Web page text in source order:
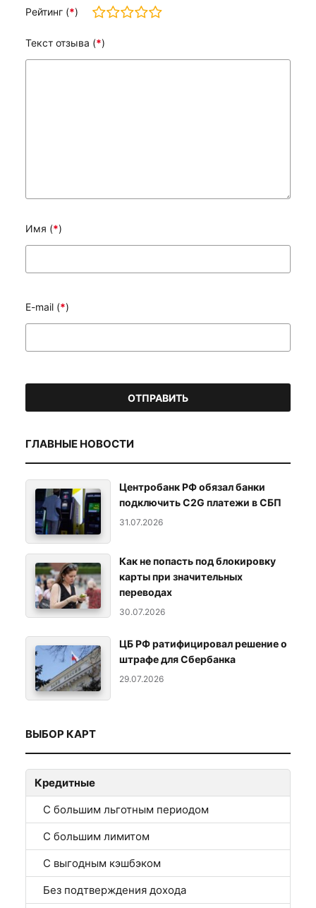
Рейтинг (*)
Текст отзыва (*)
Имя (*)
E-mail (*)
ГЛАВНЫЕ НОВОСТИ
Центробанк РФ обязал банки
подключить C2G платежи в СБП
31.07.2026
Как не попасть под блокировку
карты при значительных
переводах
30.07.2026
ЦБ РФ ратифицировал решение о
штрафе для Сбербанка
29.07.2026
ВЫБОР КАРТ
Кредитные
С большим льготным периодом
С большим лимитом
С выгодным кэшбэком
Без подтверждения дохода